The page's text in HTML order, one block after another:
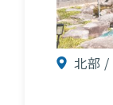
北部 /